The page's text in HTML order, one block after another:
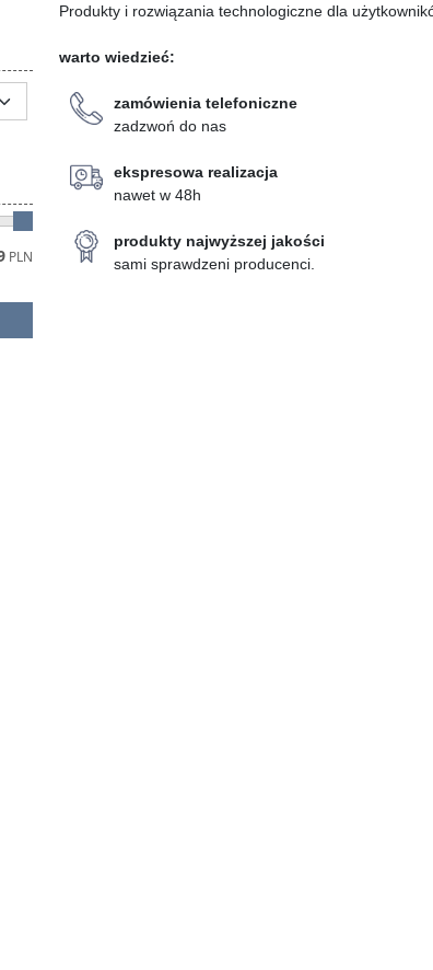
Produkty i rozwiązania technologiczne dla
warto wiedzieć:
zamówienia telefoniczne
zadzwoń do nas
ekspresowa realizacja
nawet w 48h
produkty najwyższej jakości
sami sprawdzeni producenci.
PLN